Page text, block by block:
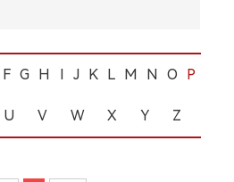
F G H J K L M N O P
U V W X Y Z